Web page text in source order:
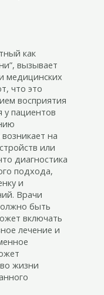
как
вызывает
медицинских
что это
восприятия
у пациентов
на
или
диагностика
подхода,
и
Врачи
быть
включать
лечение и
жизни